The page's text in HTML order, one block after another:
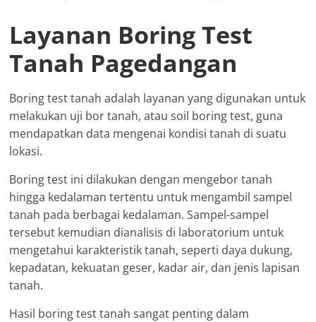
Layanan Boring Test
Tanah Pagedangan
Boring test tanah adalah layanan yang digunakan untuk
melakukan uji bor tanah, atau soil boring test, guna
mendapatkan data mengenai kondisi tanah di suatu
lokasi.
Boring test ini dilakukan dengan mengebor tanah
hingga kedalaman tertentu untuk mengambil sampel
tanah pada berbagai kedalaman. Sampel-sampel
tersebut kemudian dianalisis di laboratorium untuk
mengetahui karakteristik tanah, seperti daya dukung,
kepadatan, kekuatan geser, kadar air, dan jenis lapisan
tanah.
Hasil boring test tanah sangat penting dalam